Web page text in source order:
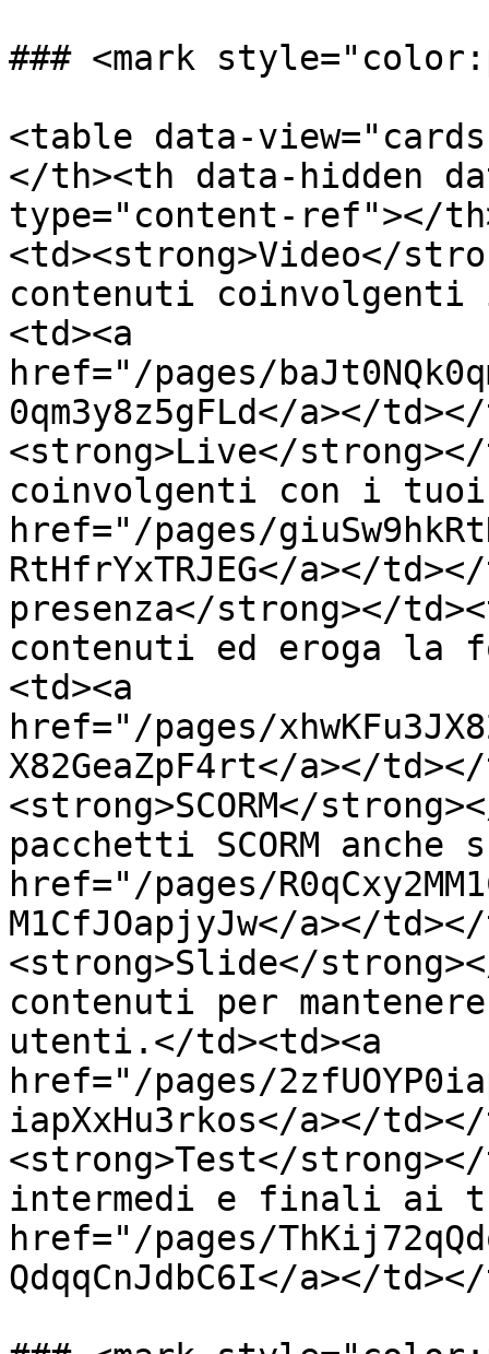
### <mark
<table data-
</th><th data-hidden
type="content-ref"></
<td><strong>Video</
contenuti
<td><a
href="/pages/
0qm3y8z5gFLd</a></
<strong>Live</
coinvolgenti con i
href="/pages/
RtHfrYxTRJEG</a></
presenza</strong></
contenuti ed eroga la
<td><a
href="/pages/
X82GeaZpF4rt</a></
<strong>SCORM</
pacchetti SCORM anche
href="/pages/
M1CfJOapjyJw</a></
<strong>Slide</
contenuti per
utenti.</td><td><a
href="/pages/
iapXxHu3rkos</a></
<strong>Test</
intermedi e finali ai
href="/pages/
QdqqCnJdbC6I</a></